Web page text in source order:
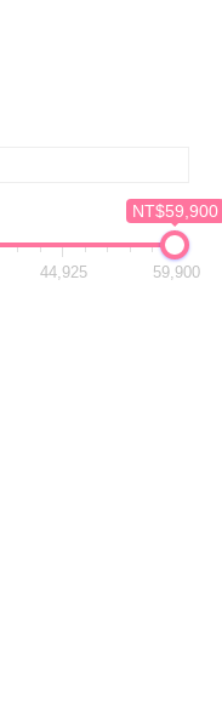
NT$59,900
44,925 59,900